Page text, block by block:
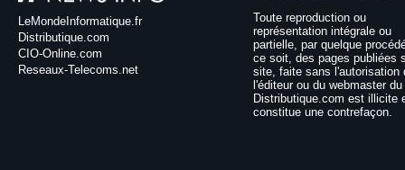
LeMondeInformatique.fr
Distributique.com
CIO-Online.com
Reseaux-Telecoms.net
Toute reproduction ou
représentation intégrale ou
partielle, par quelque
ce soit, des pages publiées
site, faite sans l'autorisation
l'éditeur ou du webmaster
Distributique.com est illicite
constitue une contrefaçon.